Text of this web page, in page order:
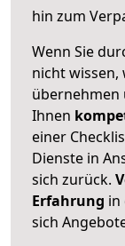
hin zum
Wenn Sie
nicht wissen,
übernehmen
Ihnen
einer
Dienste in
sich zurück.
Erfahrung in
sich